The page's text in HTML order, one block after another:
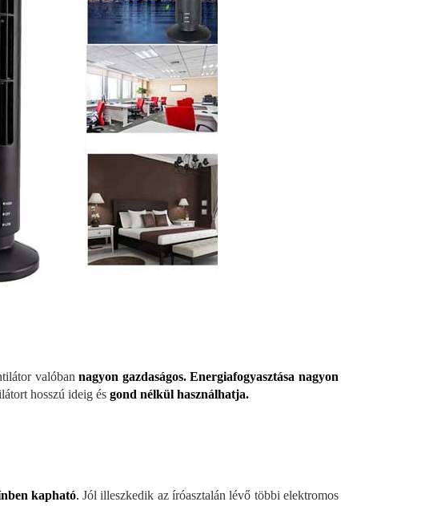
valóbannagyon gazdaságos. Energiafogyasztása nagyon
hosszú ideig és gond nélkül használhatja.
kapható. Jól illeszkedik az íróasztalán lévő többi elektromos